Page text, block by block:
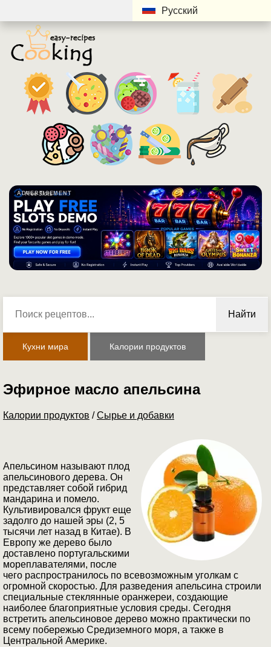
Русский
ADVERTISEMENT
Найти
Кухни мира Калории продуктов
Эфирное масло апельсина
Калории продуктов /Сырье и добавки
Апельсином называют плод
апельсинового дерева. Он
представляет собой гибрид
мандарина и помело.
Культивировался фрукт еще
задолго до нашей эры (2, 5
тысячи лет назад в Китае). В
Европу же дерево было
доставлено португальскими
мореплавателями, после
чего распространилось по всевозможным уголкам с
огромной скоростью. Для разведения апельсина строили
специальные стеклянные оранжереи, создающие
наиболее благоприятные условия среды. Сегодня
встретить апельсиновое дерево можно практически по
всему побережью Средиземного моря, а также в
Центральной Америке.